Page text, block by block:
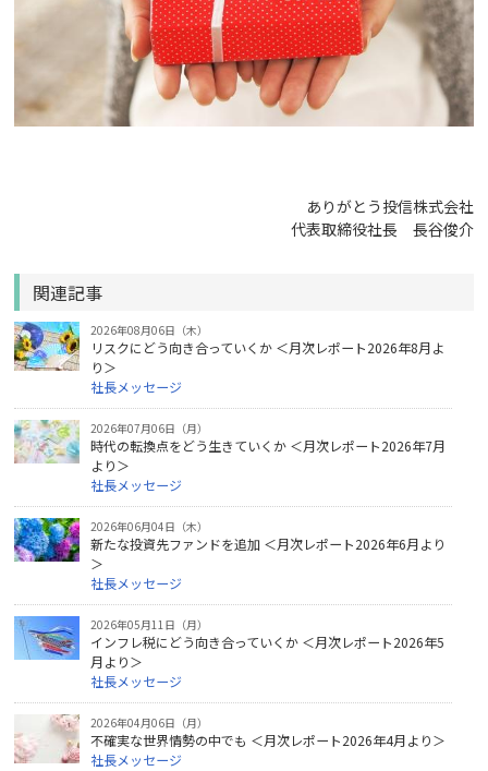
ありがとう投信株式会社
代表取締役社長 長谷俊介
関連記事
2026年08月06日（木）
リスクにどう向き合っていくか ＜月次レポート2026年8月よ
り＞
社長メッセージ
2026年07月06日（月）
時代の転換点をどう生きていくか ＜月次レポート2026年7月
より＞
社長メッセージ
2026年06月04日（木）
新たな投資先ファンドを追加 ＜月次レポート2026年6月より
＞
社長メッセージ
2026年05月11日（月）
インフレ税にどう向き合っていくか ＜月次レポート2026年5
月より＞
社長メッセージ
2026年04月06日（月）
不確実な世界情勢の中でも ＜月次レポート2026年4月より＞
社長メッセージ